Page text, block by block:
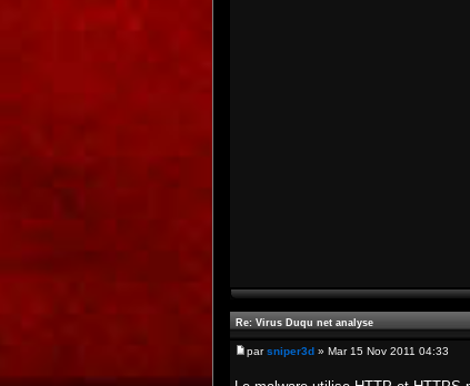
Re: Virus Duqu net analyse
parsniper3d » Mar 15 Nov 2011 04:33